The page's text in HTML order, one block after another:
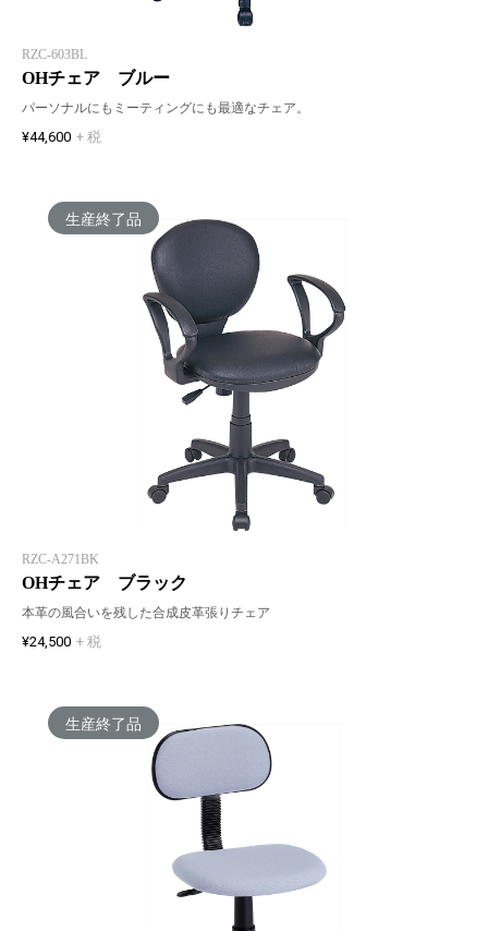
RZC-603BL
OHチェア ブルー
パーソナルにもミーティングにも最適なチェア。
¥44,600 + 税
生産終了品
RZC-A271BK
OHチェア ブラック
本革の風合いを残した合成皮革張りチェア
¥24,500 + 税
生産終了品